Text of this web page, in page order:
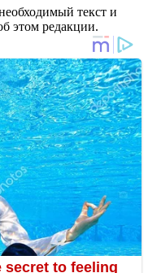
текст и
этом редакции.